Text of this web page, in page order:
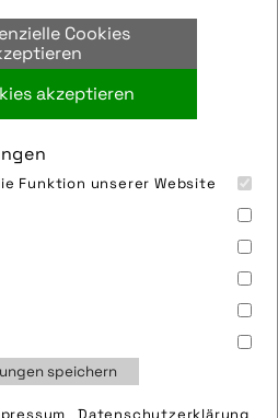
Cookies
akzeptieren
Funktion unserer Website
speichern
Datenschutzerklärung
,orbea,orbea s coop,
Datenschutz
Cookies